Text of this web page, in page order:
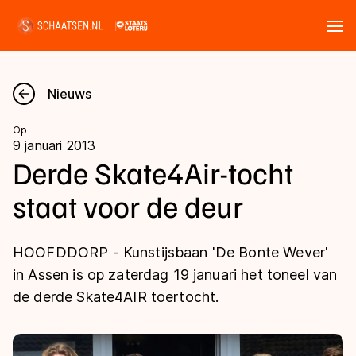
Nieuws
Kalender
Disciplines
Langebaan
Shorttrack
Uitslagen
Langebaan
Marathon
Tijden & historie
Ranglijsten Langebaan
Nieuws
Op
9 januari 2013
Derde Skate4Air-tocht
staat voor de deur
HOOFDDORP - Kunstijsbaan 'De Bonte Wever'
in Assen is op zaterdag 19 januari het toneel van
de derde Skate4AIR toertocht.